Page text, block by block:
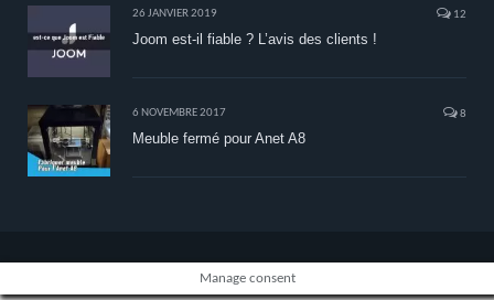
26 JANVIER 2019 12
Joom est-il fiable ? L’avis des clients !
6 NOVEMBRE 2017 8
Meuble fermé pour Anet A8
Manage consent